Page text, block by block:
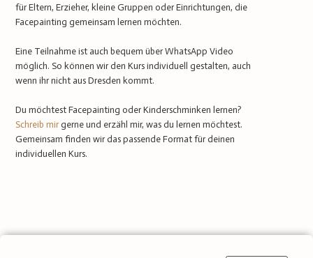
für Eltern, Erzieher, kleine Gruppen oder Einrichtungen, die
Facepainting gemeinsam lernen möchten.
Eine Teilnahme ist auch bequem über WhatsApp Video
möglich. So können wir den Kurs individuell gestalten, auch
wenn ihr nicht aus Dresden kommt.
Du möchtest Facepainting oder Kinderschminken lernen?
Schreib mirgerne und erzähl mir, was du lernen möchtest.
Gemeinsam finden wir das passende Format für deinen
individuellen Kurs.